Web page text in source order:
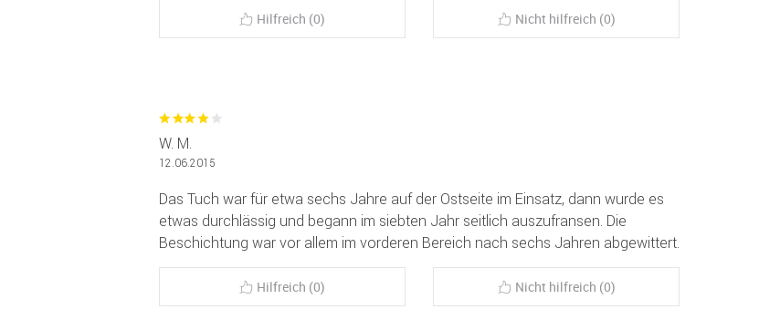
Hilfreich (0) Nicht hilfreich (0)
W. M.
12.06.2015
Das Tuch war für etwa sechs Jahre auf der Ostseite im Einsatz, dann wurde es
etwas durchlässig und begann im siebten Jahr seitlich auszufransen. Die
Beschichtung war vor allem im vorderen Bereich nach sechs Jahren abgewittert.
Hilfreich (0) Nicht hilfreich (0)